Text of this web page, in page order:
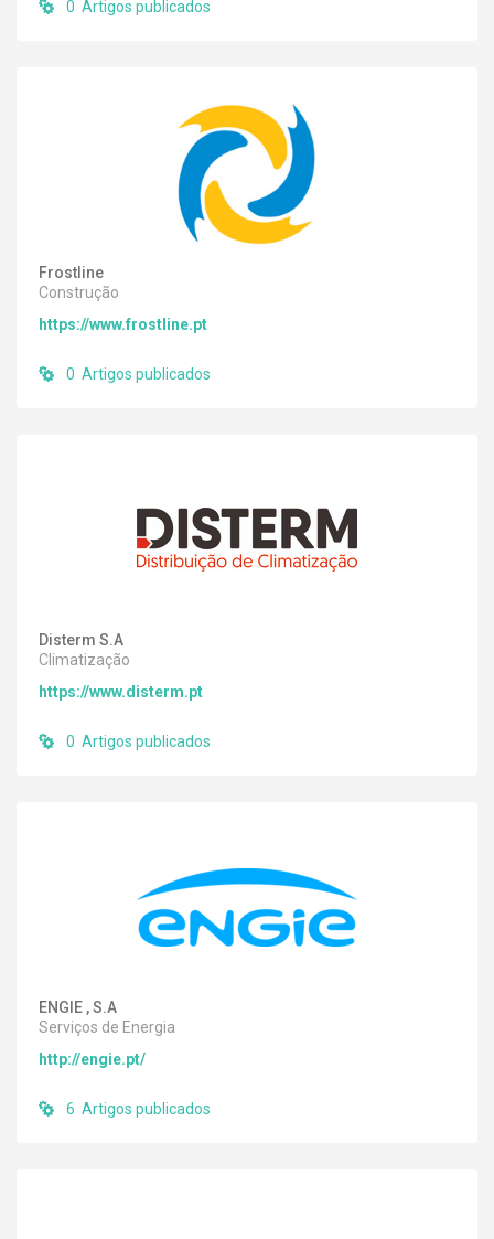
0 Artigos publicados
Frostline
Construção
https://www.frostline.pt
0 Artigos publicados
Disterm S.A
Climatização
https://www.disterm.pt
0 Artigos publicados
ENGIE , S.A
Serviços de Energia
http://engie.pt/
6 Artigos publicados